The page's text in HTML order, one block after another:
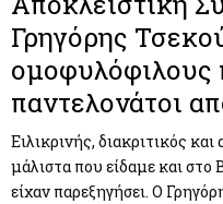
Γρηγόρης
ομοφυλόφιλους
παντελονάτοι
Ειλικρινής, διακριτικός
μάλιστα που είδαμε και
είχαν παρεξηγήσει. Ο